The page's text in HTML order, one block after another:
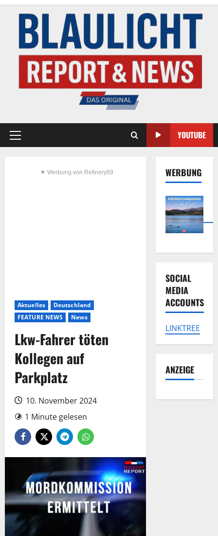
YOUTUBE
▼ Werbung von Refinery89
Aktuelles
Deutschland
FEATURE NEWS
News
Lkw-Fahrer töten
Kollegen auf
Parkplatz
10. November 2024
1 Minute gelesen
WERBUNG
SOCIAL
MEDIA
ACCOUNTS
LINKTREE
ANZEIGE